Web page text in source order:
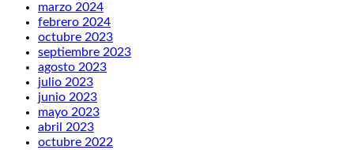
marzo 2024
febrero 2024
octubre 2023
septiembre 2023
agosto 2023
julio 2023
junio 2023
mayo 2023
abril 2023
octubre 2022